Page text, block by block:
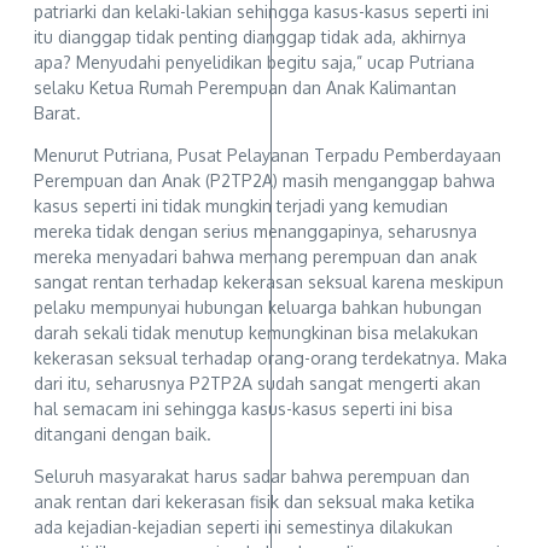
patriarki dan kelaki-lakian sehingga kasus-kasus seperti ini
itu dianggap tidak penting dianggap tidak ada, akhirnya
apa? Menyudahi penyelidikan begitu saja,” ucap Putriana
selaku Ketua Rumah Perempuan dan Anak Kalimantan
Barat.
Menurut Putriana, Pusat Pelayanan Terpadu Pemberdayaan
Perempuan dan Anak (P2TP2A) masih menganggap bahwa
kasus seperti ini tidak mungkin terjadi yang kemudian
mereka tidak dengan serius menanggapinya, seharusnya
mereka menyadari bahwa memang perempuan dan anak
sangat rentan terhadap kekerasan seksual karena meskipun
pelaku mempunyai hubungan keluarga bahkan hubungan
darah sekali tidak menutup kemungkinan bisa melakukan
kekerasan seksual terhadap orang-orang terdekatnya. Maka
dari itu, seharusnya P2TP2A sudah sangat mengerti akan
hal semacam ini sehingga kasus-kasus seperti ini bisa
ditangani dengan baik.
Seluruh masyarakat harus sadar bahwa perempuan dan
anak rentan dari kekerasan fisik dan seksual maka ketika
ada kejadian-kejadian seperti ini semestinya dilakukan